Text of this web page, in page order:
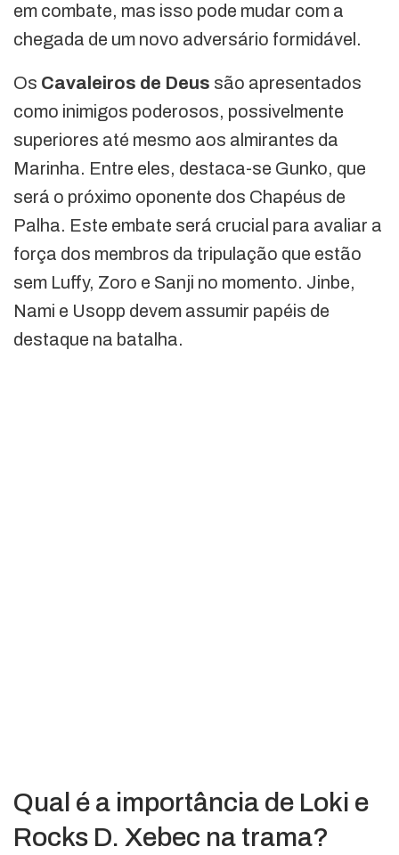
em combate, mas isso pode mudar com a
chegada de um novo adversário formidável.
Os Cavaleiros de Deus são apresentados
como inimigos poderosos, possivelmente
superiores até mesmo aos almirantes da
Marinha. Entre eles, destaca-se Gunko, que
será o próximo oponente dos Chapéus de
Palha. Este embate será crucial para avaliar a
força dos membros da tripulação que estão
sem Luffy, Zoro e Sanji no momento. Jinbe,
Nami e Usopp devem assumir papéis de
destaque na batalha.
Qual é a importância de Loki e
Rocks D. Xebec na trama?